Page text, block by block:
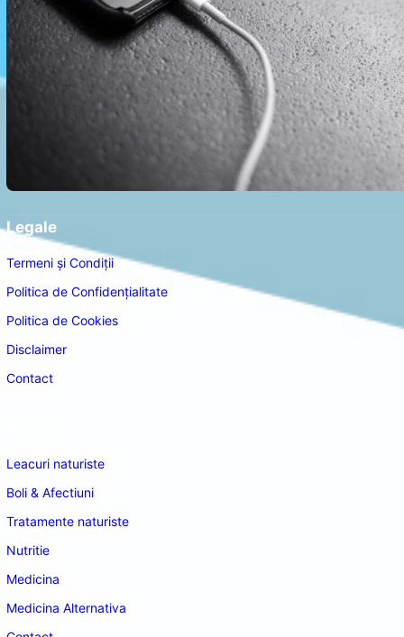
Legale
Termeni și Condiții
Politica de Confidențialitate
Politica de Cookies
Disclaimer
Contact
Leacuri naturiste
Boli & Afectiuni
Tratamente naturiste
Nutritie
Medicina
Medicina Alternativa